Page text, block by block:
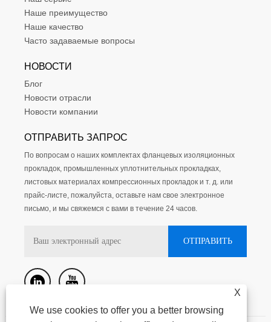
Наше преимущество
Наше качество
Часто задаваемые вопросы
НОВОСТИ
Блог
Новости отрасли
Новости компании
ОТПРАВИТЬ ЗАПРОС
По вопросам о наших комплектах фланцевых изоляционных
прокладок, промышленных уплотнительных прокладках,
листовых материалах компрессионных прокладок и т. д. или
прайс-листе, пожалуйста, оставьте нам свое электронное
письмо, и мы свяжемся с вами в течение 24 часов.
X
We use cookies to offer you a better browsing